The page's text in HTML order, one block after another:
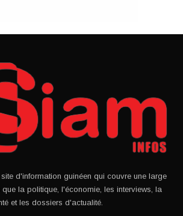
d'information guinéen qui couvre une large
la politique, l'économie, les interviews, la
et les dossiers d'actualité.